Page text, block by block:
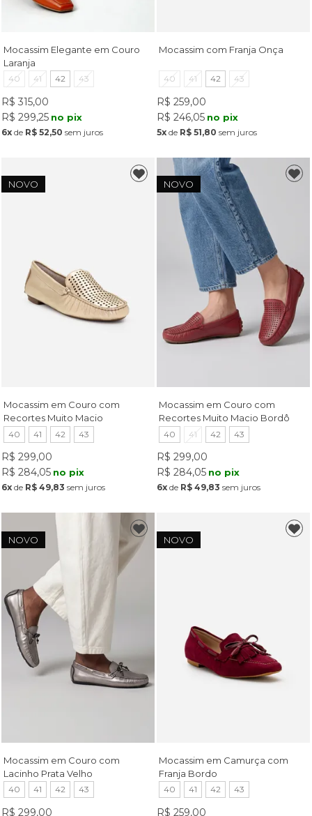
Mocassim Elegante em Couro
Laranja
40 41 42 43
R$ 315,00
R$ 299,25 no pix
6xde R$ 52,50 sem juros
Mocassim com Franja Onça
40 41 42 43
R$ 259,00
R$ 246,05 no pix
5x de R$ 51,80 sem juros
NOVO
Mocassim em Couro com
Recortes Muito Macio
Champagne
40 41 42 43
R$ 299,00
R$ 284,05 no pix
6xde R$ 49,83 sem juros
NOVO
Mocassim em Couro com
Recortes Muito Macio Bordô
40 41 42 43
R$ 299,00
R$ 284,05 no pix
6x de R$ 49,83 sem juros
NOVO
Mocassim em Couro com
Lacinho Prata Velho
40 41 42 43
R$ 299,00
NOVO
Mocassim em Camurça com
Franja Bordo
40 41 42 43
R$ 259,00